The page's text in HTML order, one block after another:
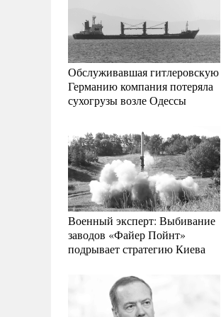
Обслуживавшая гитлеровскую
Германию компания потеряла
сухогрузы возле Одессы
Военный эксперт: Выбивание
заводов «Файер Пойнт»
подрывает стратегию Киева